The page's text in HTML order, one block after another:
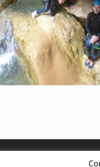
© 2018 -